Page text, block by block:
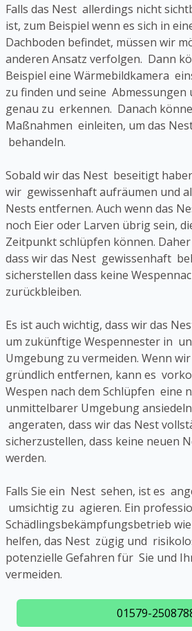
Falls das Nest allerdings nicht
ist, zum Beispiel wenn es sich in
Dachboden befindet, müssen wir
anderen Ansatz verfolgen. Dann
Beispiel eine Wärmebildkamera
zu finden und seine Abmessungen
genau zu erkennen. Danach
Maßnahmen einleiten, um das
behandeln.
Sobald wir das Nest beseitigt
wir gewissenhaft aufräumen und
Nests entfernen. Auch wenn das
noch Eier oder Larven übrig sein,
Zeitpunkt schlüpfen können.
dass wir das Nest gewissenhaft
sicherstellen dass keine
zurückbleiben.
Es ist auch wichtig, dass wir das
um zukünftige Wespennester in
Umgebung zu vermeiden. Wenn
gründlich entfernen, kann es
Wespen nach dem Schlüpfen eine
unmittelbarer Umgebung
angeraten, dass wir das Nest
sicherzustellen, dass keine neuen
werden.
Falls Sie ein Nest sehen, ist es
umsichtig zu agieren. Ein
Schädlingsbekämpfungsbetrieb
helfen, das Nest zügig und
potenzielle Gefahren für Sie und
vermeiden.
01579-